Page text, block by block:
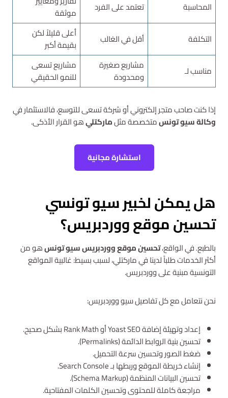
المحاسبة
تعتمد على الفرد
موثقة
التكلفة
أقل في الغالب
أعلى قليلاً لكن
بقيمة أكبر
مناسب لـ
مشاريع صغيرة
ومحدودة
مشاريع تسعى
للنمو الحقيقي
إذا كنت صاحب متجر إلكتروني أو شركة تسعى للتوسع، فالاستثمار في
وكالة سيو تونسمتخصصة مثلماركتليهو القرار الأذكى.
استشارة مجانية
هل يمكن لخبير سيو تونسي
تحسين موقع ووردبريس؟
بالطبع. في الواقع،تحسين موقع ووردبريس سيو تونسهو من
أكثر الخدمات طلباً لدينا في ماركتلي، لسبب بسيط: غالبية المواقع
التونسية مبنية على ووردبريس.
نحن نتعامل مع كل تفاصيل سيو ووردبريس:
إعداد وتهيئة إضافة Yoast SEO أو Rank Math بشكل صحيح.
تحسين بنية الروابط الدائمة (Permalinks).
ضغط الصور وتحسين سرعة التحميل.
إنشاء خريطة الموقع وربطها بـ Search Console.
تحسين البيانات المنظمة (Schema Markup).
مراجعة كاملة للمحتوى وتحسين الكلمات المفتاحية.